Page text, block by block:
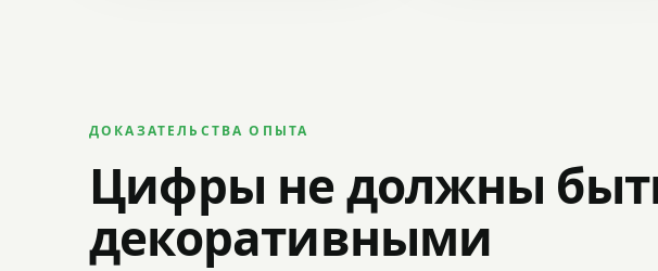
ДОКАЗАТЕЛЬСТВА ОПЫТА
Цифры не должны
декоративными